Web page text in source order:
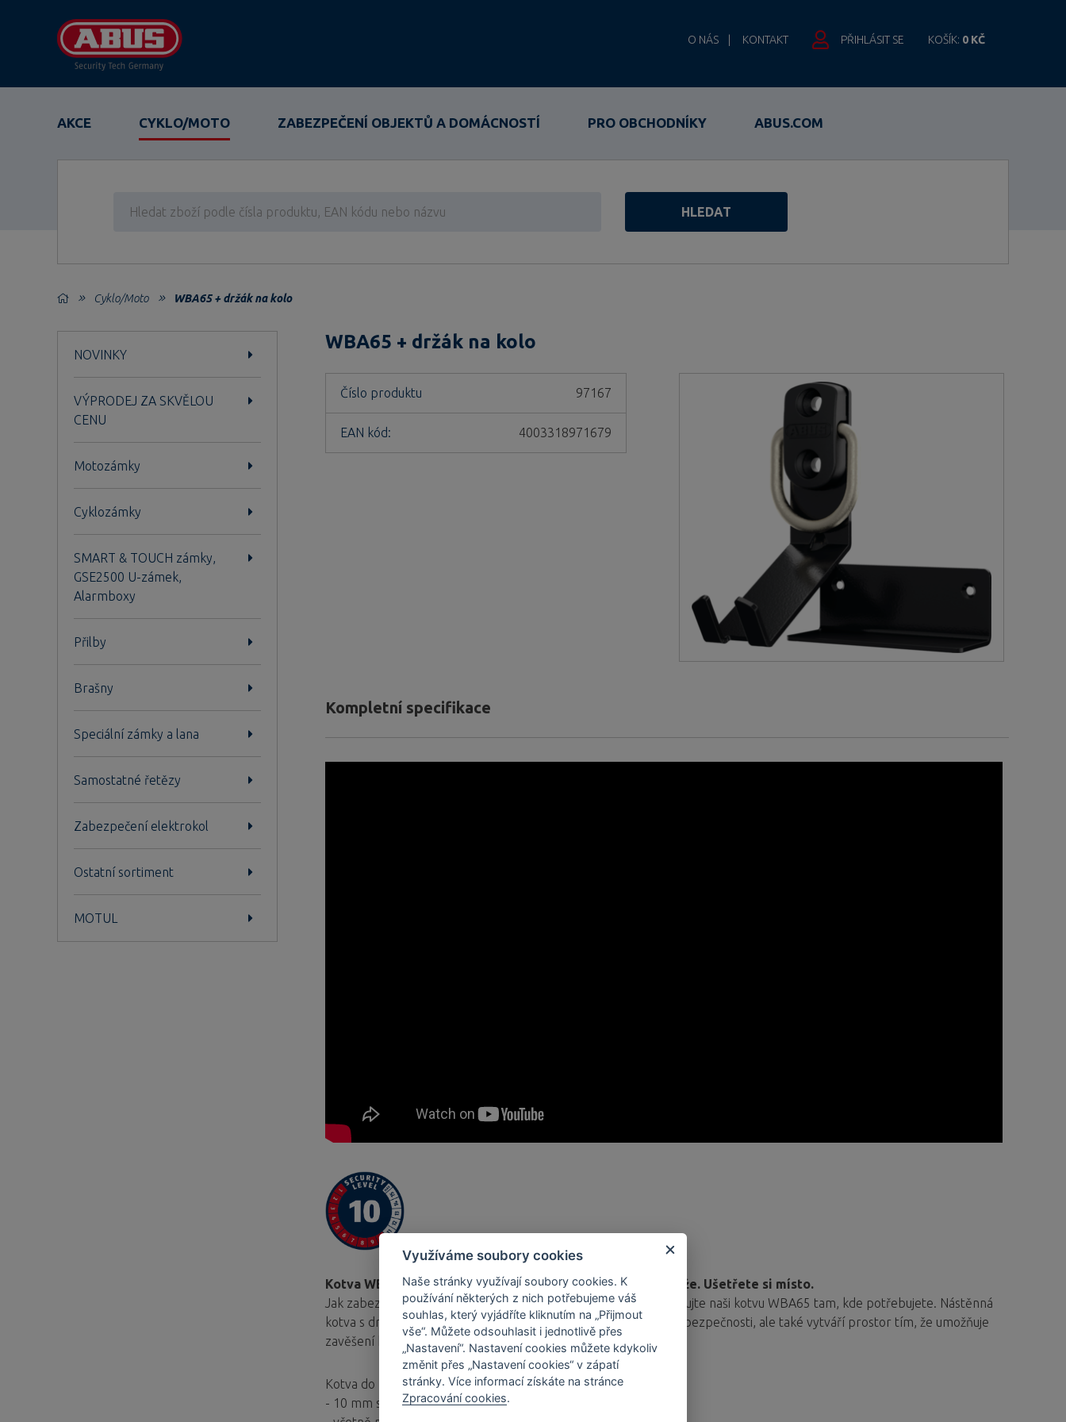
O NÁS KONTAKT PŘIHLÁSIT SE KOŠÍK: 0 KČ
AKCE CYKLO/MOTO ZABEZPEČENÍ OBJEKTŮ A DOMÁCNOSTÍ PRO OBCHODNÍKY ABUS.COM
HLEDAT
Cyklo/Moto WBA65 + držák na kolo
NOVINKY
VÝPRODEJ ZA SKVĚLOU
CENU
Motozámky
Cyklozámky
SMART & TOUCH zámky,
GSE2500 U-zámek,
Alarmboxy
Přilby
Brašny
Speciální zámky a lana
Samostatné řetězy
Zabezpečení elektrokol
Ostatní sortiment
MOTUL
WBA65 + držák na kolo
Číslo produktu 97167
EAN kód: 4003318971679
Kompletní specifikace
Kotva WBA65 s držákem na kolo na stěnu sklepa nebo garáže. Ušetřete si místo.
Jak zabezpečit kolo v garáži nebo ve sklepě? Jednoduše nainstalujte naši kotvu WBA65 tam, kde potřebujete. Nástěnná
kotva s držákem WBA65 vyřeší uskladnění kola nejen z hlediska bezpečnosti, ale také vytváří prostor tím, že umožňuje
zavěšení kola na zeď.
Kotva do podlahy a do zdi
- 10 mm silné oko ze speciální tvrzené oceli
Využíváme soubory cookies
Naše stránky využívají soubory cookies. K
používání některých z nich potřebujeme váš
souhlas, který vyjádříte kliknutím na „Přijmout
vše“. Můžete odsouhlasit i jednotlivě přes
„Nastavení“. Nastavení cookies můžete kdykoliv
změnit přes „Nastavení cookies“ v zápatí
stránky. Více informací získáte na stránce
Zpracování cookies.